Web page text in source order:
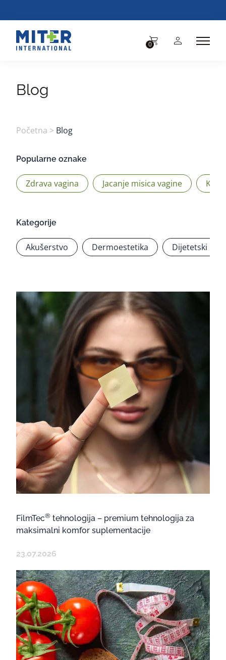
0
Blog
Početna > Blog
Popularne oznake
Zdrava vagina Jacanje misica vagine
Kategorije
Akušerstvo Dermoestetika Dijetetski
FilmTec® tehnologija – premium tehnologija za
maksimalni komfor suplementacije
23.07.2026